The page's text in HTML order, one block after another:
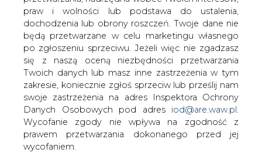
praw i wolności lub podstawa do ustalenia,
dochodzenia lub obrony roszczeń. Twoje dane nie
będą przetwarzane w celu marketingu własnego
po zgłoszeniu sprzeciwu. Jeżeli więc nie zgadzasz
się z naszą oceną niezbędności przetwarzania
Twoich danych lub masz inne zastrzeżenia w tym
zakresie, koniecznie zgłoś sprzeciw lub prześlij nam
swoje zastrzeżenia na adres Inspektora Ochrony
Danych Osobowych pod adres iod@are.waw.pl
Wycofanie zgody nie wpływa na zgodność z
prawem przetwarzania dokonanego przed jej
wycofaniem.
Łódź ratunkowa Sportis S-5200 została wykonana przez
polskiego producenta łodzi hybrydowych typu RIB (rigid
inflatable boat), ma m.in. echosondę z GPS, która
zapewnia podgląd pod wodą oraz elektroniczną konsolę
sterowną.
"Darowizna PKN Orlen umożliwi ratownikom
prowadzenie działań na wodzie nawet w tak
ekstremalnie trudnych warunkach, jakie towarzyszą
powodzi" - zaznaczył płocki koncern. Spółka podała, iż
nowa łódź ratunkowa o długości ponad 5 m, szerokości